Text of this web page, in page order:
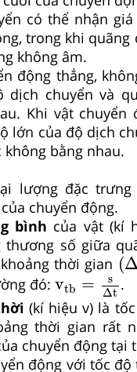
có thể nhận
trong khi
không âm.
động thẳng,
dịch chuyển và
Khi vật chuyển
lớn của độ dịch
bằng nhau.
lượng đặc trưng
của chuyển động.
bình của vật (kí
thương số giữa
thời gian (Δ
Δt
đó: vtb =
s
Δt
vtb =sΔt .
(kí hiệu v) là
thời gian rất
chuyển động tại
động với tốc